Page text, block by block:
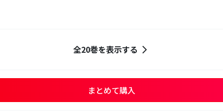
全20巻を表示する
まとめて購入